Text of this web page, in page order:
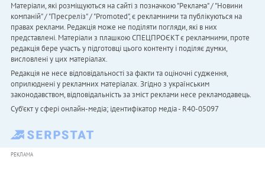
Матеріали, які розміщуються на сайті з позначкою "Реклама" / "Новини
компаній" / "Пресреліз" / "Promoted", є рекламними та публікуються на
правах реклами. Редакція може не поділяти погляди, які в них
представлені. Матеріали з плашкою СПЕЦПРОЄКТ є рекламними, проте
редакція бере участь у підготовці цього контенту і поділяє думки,
висловлені у цих матеріалах.
Редакція не несе відповідальності за факти та оціночні судження,
оприлюднені у рекламних матеріалах. Згідно з українським
законодавством, відповідальність за зміст реклами несе рекламодавець.
Cуб'єкт у сфері онлайн-медіа; ідентифікатор медіа - R40-05097
РЕКЛАМА